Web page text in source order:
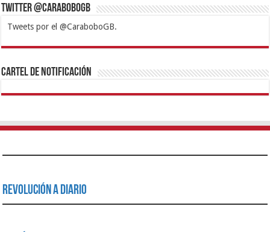
Twitter @CaraboboGB
Tweets por el @CaraboboGB.
1xbetBetturkeyBetistKralbetSupertotobetTipobetMatadorbetMariobet
https://mvbcasino.com/
Cartel de Notificación
Revolución a Diario